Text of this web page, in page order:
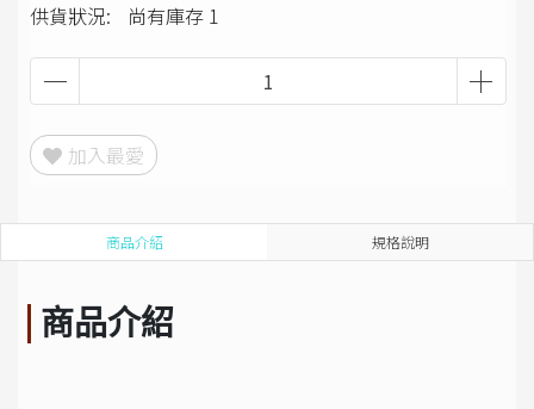
供貨狀況: 尚有庫存 1
加入最愛
商品介紹 規格說明
商品介紹